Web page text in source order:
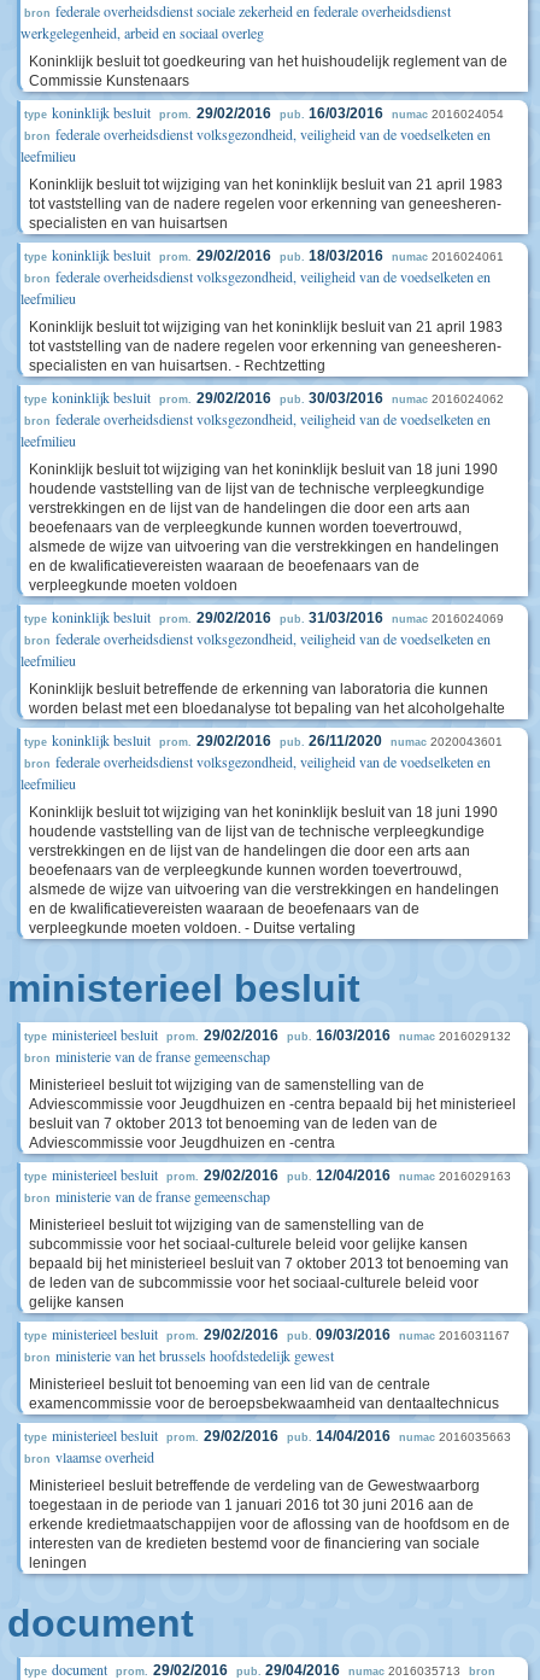
bron federale overheidsdienst sociale zekerheid en federale overheidsdienst
werkgelegenheid, arbeid en sociaal overleg
Koninklijk besluit tot goedkeuring van het huishoudelijk reglement van de
Commissie Kunstenaars
type koninklijk besluit prom. 29/02/2016 pub. 16/03/2016 numac 2016024054
bron federale overheidsdienst volksgezondheid, veiligheid van de voedselketen en
leefmilieu
Koninklijk besluit tot wijziging van het koninklijk besluit van 21 april 1983
tot vaststelling van de nadere regelen voor erkenning van geneesheren-
specialisten en van huisartsen
type koninklijk besluit prom. 29/02/2016 pub. 18/03/2016 numac 2016024061
bron federale overheidsdienst volksgezondheid, veiligheid van de voedselketen en
leefmilieu
Koninklijk besluit tot wijziging van het koninklijk besluit van 21 april 1983
tot vaststelling van de nadere regelen voor erkenning van geneesheren-
specialisten en van huisartsen. - Rechtzetting
type koninklijk besluit prom. 29/02/2016 pub. 30/03/2016 numac 2016024062
bron federale overheidsdienst volksgezondheid, veiligheid van de voedselketen en
leefmilieu
Koninklijk besluit tot wijziging van het koninklijk besluit van 18 juni 1990
houdende vaststelling van de lijst van de technische verpleegkundige
verstrekkingen en de lijst van de handelingen die door een arts aan
beoefenaars van de verpleegkunde kunnen worden toevertrouwd,
alsmede de wijze van uitvoering van die verstrekkingen en handelingen
en de kwalificatievereisten waaraan de beoefenaars van de
verpleegkunde moeten voldoen
type koninklijk besluit prom. 29/02/2016 pub. 31/03/2016 numac 2016024069
bron federale overheidsdienst volksgezondheid, veiligheid van de voedselketen en
leefmilieu
Koninklijk besluit betreffende de erkenning van laboratoria die kunnen
worden belast met een bloedanalyse tot bepaling van het alcoholgehalte
type koninklijk besluit prom. 29/02/2016 pub. 26/11/2020 numac 2020043601
bron federale overheidsdienst volksgezondheid, veiligheid van de voedselketen en
leefmilieu
Koninklijk besluit tot wijziging van het koninklijk besluit van 18 juni 1990
houdende vaststelling van de lijst van de technische verpleegkundige
verstrekkingen en de lijst van de handelingen die door een arts aan
beoefenaars van de verpleegkunde kunnen worden toevertrouwd,
alsmede de wijze van uitvoering van die verstrekkingen en handelingen
en de kwalificatievereisten waaraan de beoefenaars van de
verpleegkunde moeten voldoen. - Duitse vertaling
ministerieel besluit
type ministerieel besluit prom. 29/02/2016 pub. 16/03/2016 numac 2016029132
bron ministerie van de franse gemeenschap
Ministerieel besluit tot wijziging van de samenstelling van de
Adviescommissie voor Jeugdhuizen en -centra bepaald bij het ministerieel
besluit van 7 oktober 2013 tot benoeming van de leden van de
Adviescommissie voor Jeugdhuizen en -centra
type ministerieel besluit prom. 29/02/2016 pub. 12/04/2016 numac 2016029163
bron ministerie van de franse gemeenschap
Ministerieel besluit tot wijziging van de samenstelling van de
subcommissie voor het sociaal-culturele beleid voor gelijke kansen
bepaald bij het ministerieel besluit van 7 oktober 2013 tot benoeming van
de leden van de subcommissie voor het sociaal-culturele beleid voor
gelijke kansen
type ministerieel besluit prom. 29/02/2016 pub. 09/03/2016 numac 2016031167
bron ministerie van het brussels hoofdstedelijk gewest
Ministerieel besluit tot benoeming van een lid van de centrale
examencommissie voor de beroepsbekwaamheid van dentaaltechnicus
type ministerieel besluit prom. 29/02/2016 pub. 14/04/2016 numac 2016035663
bron vlaamse overheid
Ministerieel besluit betreffende de verdeling van de Gewestwaarborg
toegestaan in de periode van 1 januari 2016 tot 30 juni 2016 aan de
erkende kredietmaatschappijen voor de aflossing van de hoofdsom en de
interesten van de kredieten bestemd voor de financiering van sociale
leningen
document
type document prom. 29/02/2016 pub. 29/04/2016 numac 2016035713 bron